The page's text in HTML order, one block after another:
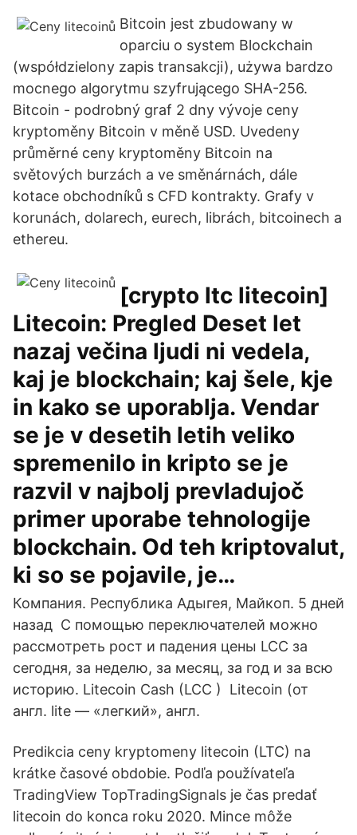
Bitcoin jest zbudowany w
oparciu o system Blockchain
(współdzielony zapis transakcji), używa bardzo
mocnego algorytmu szyfrującego SHA-256.
Bitcoin - podrobný graf 2 dny vývoje ceny
kryptoměny Bitcoin v měně USD. Uvedeny
průměrné ceny kryptoměny Bitcoin na
světových burzách a ve směnárnách, dále
kotace obchodníků s CFD kontrakty. Grafy v
korunách, dolarech, eurech, librách, bitcoinech a
ethereu.
[crypto ltc litecoin]
Litecoin: Pregled Deset let
nazaj večina ljudi ni vedela,
kaj je blockchain; kaj šele, kje
in kako se uporablja. Vendar
se je v desetih letih veliko
spremenilo in kripto se je
razvil v najbolj prevladujoč
primer uporabe tehnologije
blockchain. Od teh kriptovalut,
ki so se pojavile, je…
Компания. Республика Адыгея, Майкоп. 5 дней
назад С помощью переключателей можно
рассмотреть рост и падения цены LCC за
сегодня, за неделю, за месяц, за год и за всю
историю. Litecoin Cash (LCC ) Litecoin (от
англ. lite — «легкий», англ.
Predikcia ceny kryptomeny litecoin (LTC) na
krátke časové obdobie. Podľa používateľa
TradingView TopTradingSignals je čas predať
litecoin do konca roku 2020. Mince môže